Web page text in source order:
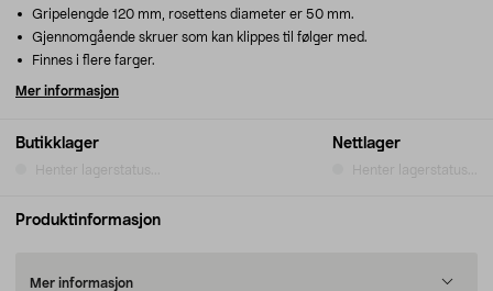
Butikklager
Henter lagerstatus...
Nettlager
Henter lagerstatus...
Gripelengde 120 mm, rosettens diameter er 50 mm.
Gjennomgående skruer som kan klippes til følger med.
Finnes i flere farger.
Mer informasjon
Produktinformasjon
Mer informasjon